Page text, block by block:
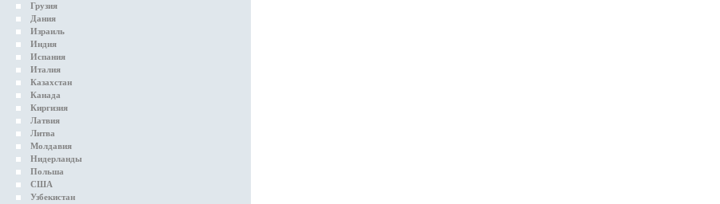
Грузия
Дания
Израиль
Индия
Испания
Италия
Казахстан
Канада
Киргизия
Латвия
Литва
Молдавия
Нидерланды
Польша
США
Узбекистан